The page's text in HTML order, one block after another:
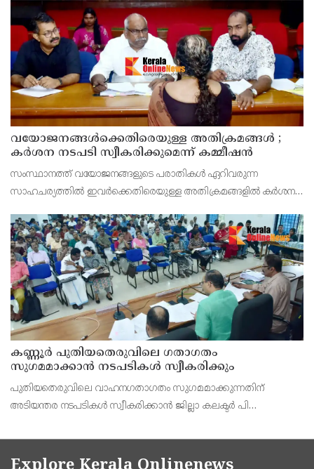
ഡിപ്പോയ്ക്ക് നാല് ഏക്കറിൽ അധികം വരുന്ന സ്ഥലമുണ്ട്
വയോജനങ്ങൾക്കെതിരെയുള്ള അതിക്രമങ്ങൾ ;
കർശന നടപടി സ്വീകരിക്കുമെന്ന് കമ്മീഷൻ
സംസ്ഥാനത്ത് വയോജനങ്ങളുടെ പരാതികൾ ഏറിവരുന്ന
സാഹചര്യത്തിൽ ഇവർക്കെതിരെയുള്ള അതിക്രമങ്ങളിൽ കർശന
കെ. സോമപ്രസാദ്.
കണ്ണൂർ പുതിയതെരുവിലെ ഗതാഗതം
സുഗമമാക്കാന്‍ നടപടികള്‍ സ്വീകരിക്കും
പുതിയതെരുവിലെ വാഹനഗതാഗതം സുഗമമാക്കുന്നതിന്
അടിയന്തര നടപടികള്‍ സ്വീകരിക്കാന്‍ ജില്ലാ കലക്ടര്‍ പി